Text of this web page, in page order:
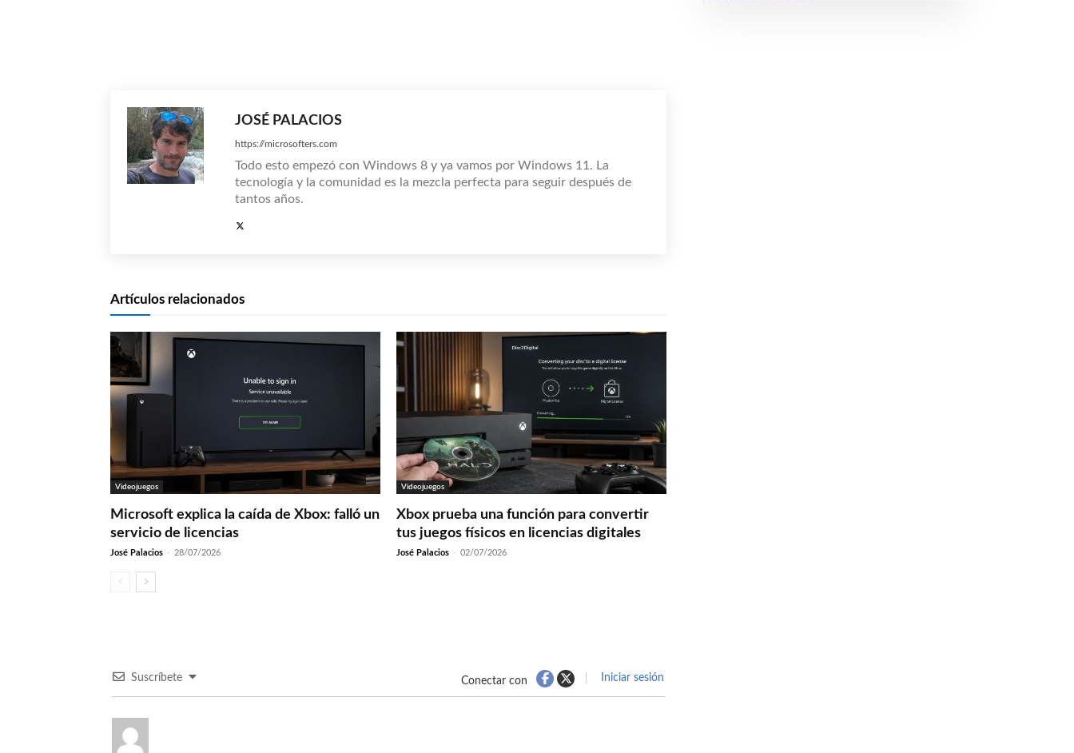
JOSÉ PALACIOS
https://microsofters.com
Todo esto empezó con Windows 8 y ya vamos por Windows 11. La
tecnología y la comunidad es la mezcla perfecta para seguir después de
tantos años.
Artículos relacionados
Videojuegos
Microsoft explica la caída de Xbox: falló un
servicio de licencias
José Palacios - 28/07/2026
Videojuegos
Xbox prueba una función para convertir
tus juegos físicos en licencias digitales
José Palacios - 02/07/2026
Suscríbete Conectar con Iniciar sesión